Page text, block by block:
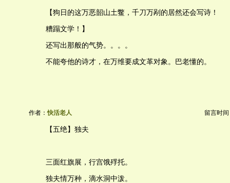
【狗日的这万恶韶山土鳖，千刀万剐的居然还会写诗！
糟蹋文学！】
还写出那般的气势。。。。
不能夸他的诗才，在万维要成文革对象。巴老懂的。
作者：快活老人 留言时间
【五绝】独夫
三面红旗展，行宫饿殍托。
独夫情万种，滴水洞中泼。